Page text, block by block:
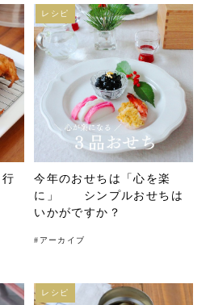
今年のおせちは「心を楽
に」 シンプルおせちは
いかがですか？
# アーカイブ
レシピ
レシピ